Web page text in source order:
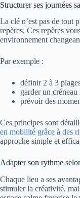
Structurer ses journées
La clé n’est pas de tout
repères. Ces repères
environnement
Par exemple :
définir 2 à 3
garder un
prévoir des
Ces principes sont
en mobilité grâce à des
approche simple et
Adapter son rythme
Chaque lieu a ses
stimuler la créativité,